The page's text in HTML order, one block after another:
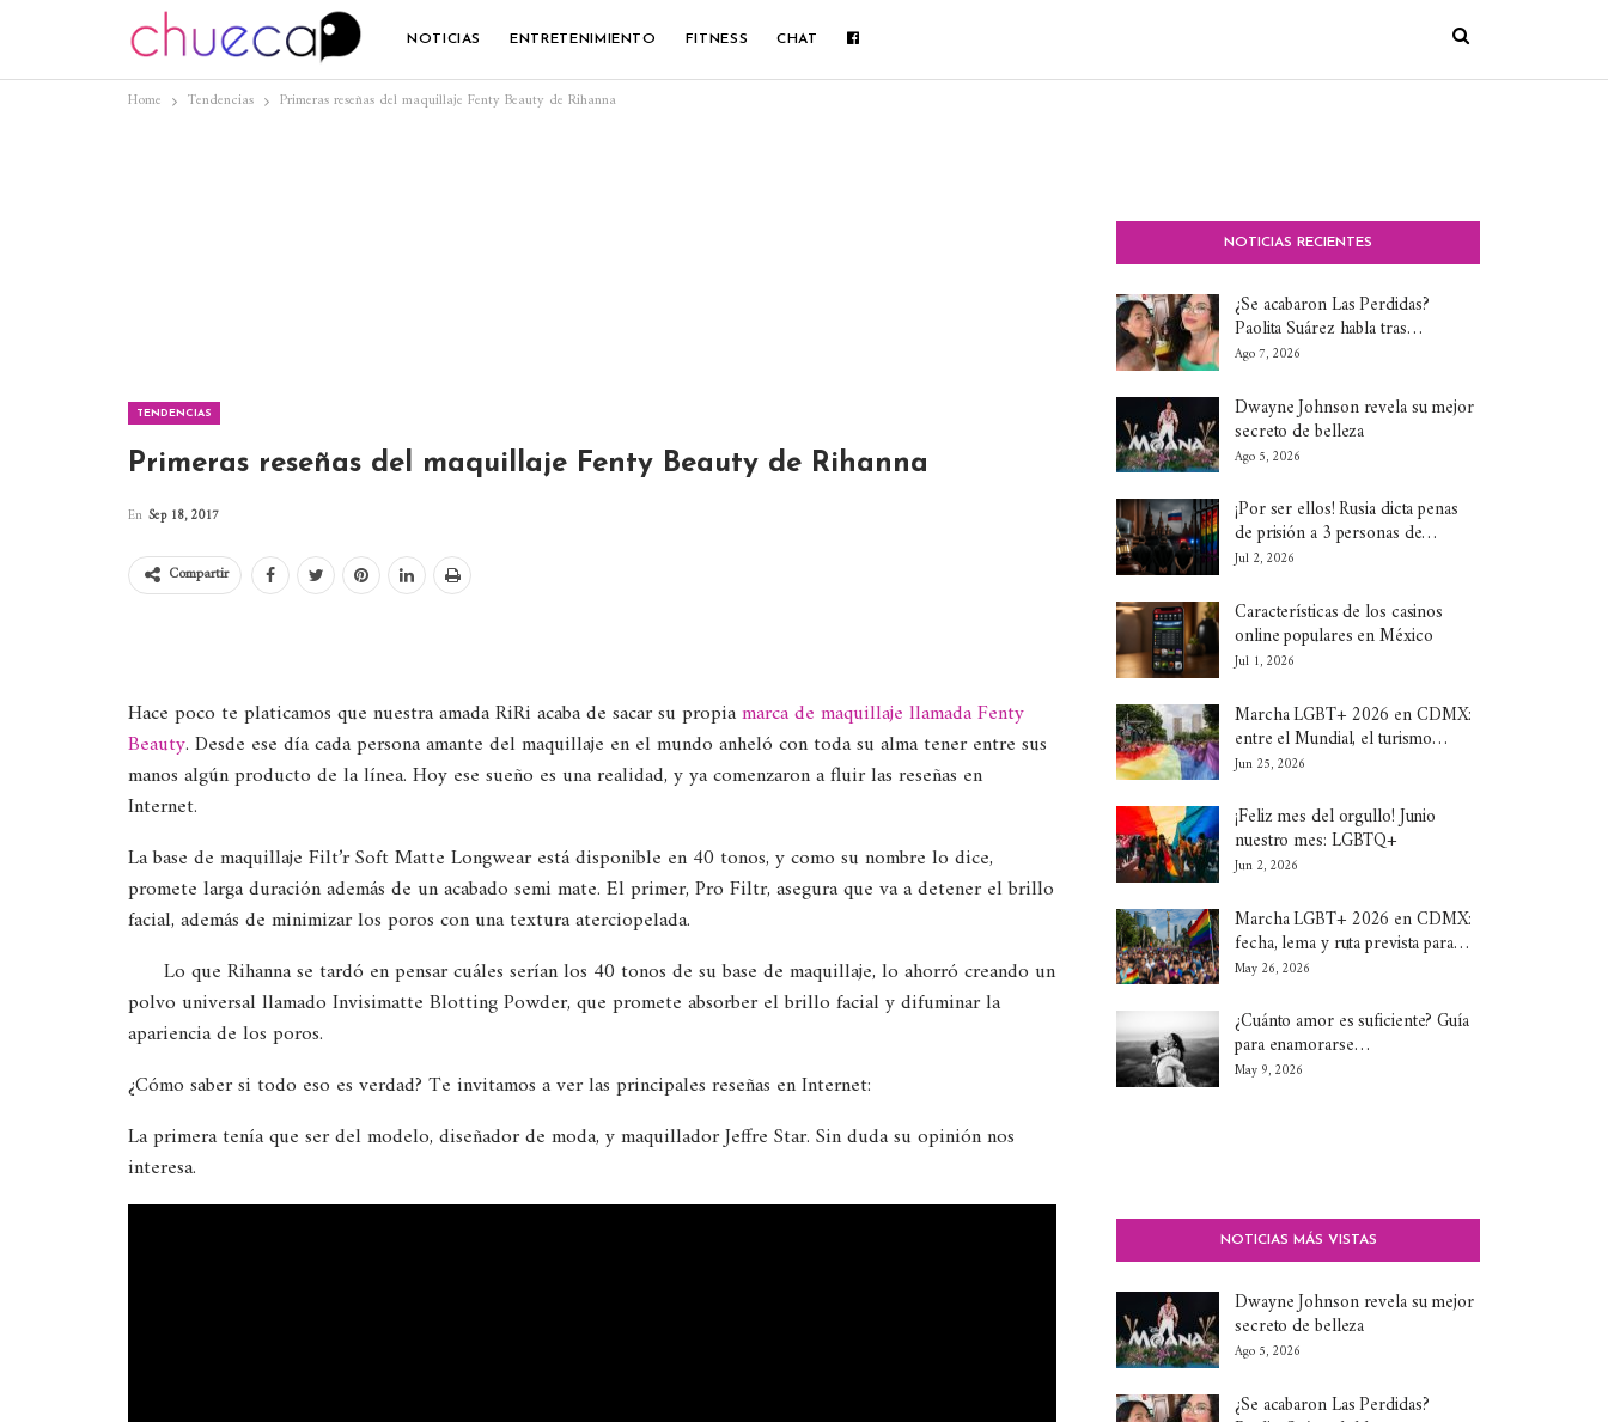
NOTICIAS ENTRETENIMIENTO FITNESS CHAT
Home Tendencias Primeras reseñas del maquillaje Fenty Beauty de Rihanna
TENDENCIAS
Primeras reseñas del maquillaje Fenty Beauty de Rihanna
En Sep 18, 2017
Compartir
Hace poco te platicamos que nuestra amada RiRi acaba de sacar su propiamarca de maquillaje llamada Fenty
Beauty. Desde ese día cada persona amante del maquillaje en el mundo anheló con toda su alma tener entre sus
manos algún producto de la línea. Hoy ese sueño es una realidad, y ya comenzaron a fluir las reseñas en
Internet.
La base de maquillaje Filt’r Soft Matte Longwear está disponible en 40 tonos, y como su nombre lo dice,
promete larga duración además de un acabado semi mate. El primer, Pro Filtr, asegura que va a detener el brillo
facial, además de minimizar los poros con una textura aterciopelada.
Lo que Rihanna se tardó en pensar cuáles serían los 40 tonos de su base de maquillaje, lo ahorró creando un
polvo universal llamado Invisimatte Blotting Powder, que promete absorber el brillo facial y difuminar la
apariencia de los poros.
¿Cómo saber si todo eso es verdad? Te invitamos a ver las principales reseñas en Internet:
La primera tenía que ser del modelo, diseñador de moda, y maquillador Jeffre Star. Sin duda su opinión nos
interesa.
NOTICIAS RECIENTES
¿Se acabaron Las Perdidas?
Paolita Suárez habla tras…
Ago 7, 2026
Dwayne Johnson revela su mejor
secreto de belleza
Ago 5, 2026
¡Por ser ellos! Rusia dicta penas
de prisión a 3 personas de…
Jul 2, 2026
Características de los casinos
online populares en México
Jul 1, 2026
Marcha LGBT+ 2026 en CDMX:
entre el Mundial, el turismo…
Jun 25, 2026
¡Feliz mes del orgullo! Junio
nuestro mes: LGBTQ+
Jun 2, 2026
Marcha LGBT+ 2026 en CDMX:
fecha, lema y ruta prevista para…
May 26, 2026
¿Cuánto amor es suficiente? Guía
para enamorarse…
May 9, 2026
NOTICIAS MÁS VISTAS
Dwayne Johnson revela su mejor
secreto de belleza
Ago 5, 2026
¿Se acabaron Las Perdidas?